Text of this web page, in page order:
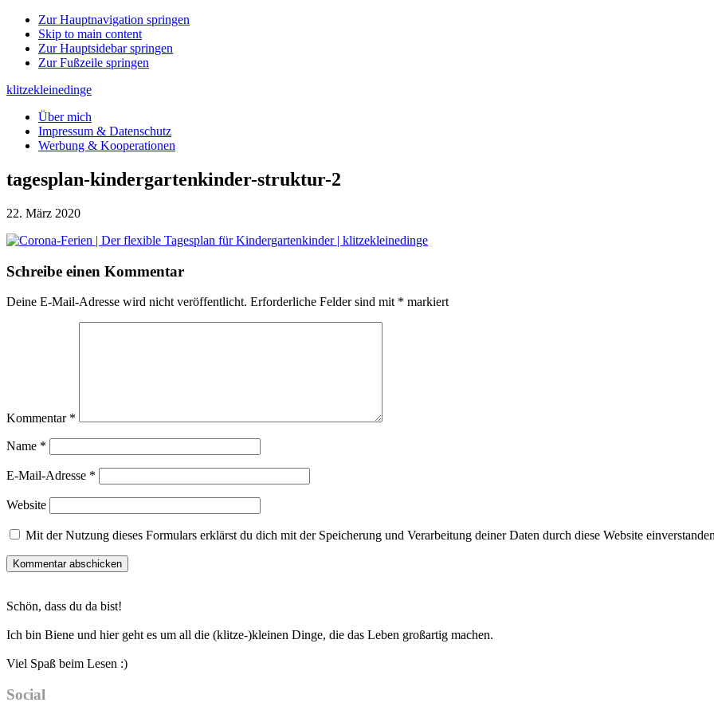
Zur Hauptnavigation springen
Skip to main content
Zur Hauptsidebar springen
Zur Fußzeile springen
klitzekleinedinge
Über mich
Impressum & Datenschutz
Werbung & Kooperationen
tagesplan-kindergartenkinder-struktur-2
22. März 2020
Leser-
Schreibe einen Kommentar
Deine E-Mail-Adresse wird nicht veröffentlicht. Erforderliche Felder sind mit * markiert
Kommentar *
Name *
E-Mail-Adresse *
Website
Mit der Nutzung dieses Formulars erklärst du dich mit der Speicherung und Verarbeitung deiner Daten durch diese Website
Sidebar
Schön, dass du da bist!
Ich bin Biene und hier geht es um all die (klitze-)kleinen Dinge, die das Leben großartig machen.
Viel Spaß beim Lesen :)
Social